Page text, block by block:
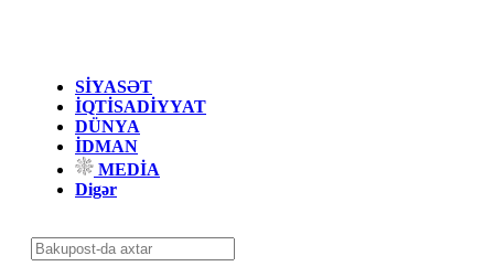
SİYASƏT
İQTİSADİYYAT
DÜNYA
İDMAN
MEDİA
Digər